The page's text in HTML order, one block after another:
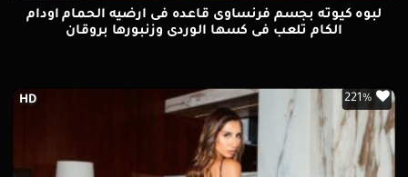
لبوه كيوته بجسم فرنساوى قاعده فى ارضيه الحمام اودام
الكام تلعب فى كسها الوردى وزنبورها بروقان
HD 221%